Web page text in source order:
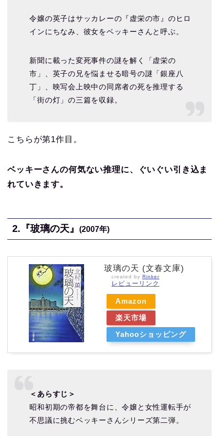
令嬢の英子はサッカレーの『虚栄の市』のヒロ
インにちなみ、彼女をベッキーさんと呼ぶ。
新聞に載った変死事件の謎を解く「虚栄の
市」、英子の兄を悩ませる暗号の謎「銀座八
丁」、映写会上映中の同席者の死を推理する
「街の灯」の三篇を収録。
こちらが第1作目。
ベッキーさんの何気ない推理に、ぐいぐい引き込ま
れていきます。
2. 『玻璃の天』 (2007年)
玻璃の天 (文春文庫)
created by Rinker
レビューリンク
Amazon
楽天市場
Yahooショッピング
＜あらすじ＞
昭和初期の帝都を舞台に、令嬢と女性運転手が
不思議に挑むベッキーさんシリーズ第二弾。